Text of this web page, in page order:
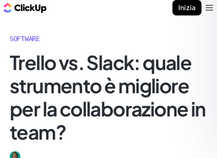
Inizia
SOFTWARE
Trello vs. Slack: quale
strumento è migliore
per la collaborazione in
team?